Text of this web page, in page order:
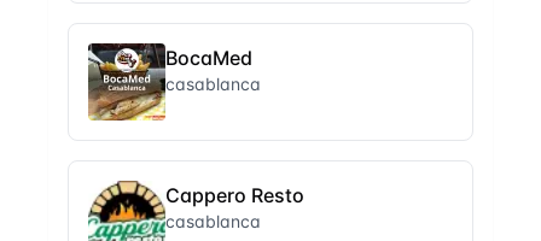
BocaMed
casablanca
Cappero Resto
casablanca